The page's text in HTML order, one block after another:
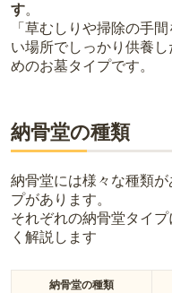
す。
「草むしりや掃除の手
い場所でしっかり供養
めのお墓タイプです。
納骨堂の種類
納骨堂には様々な種類
プがあります。
それぞれの納骨堂タイ
く解説します
納骨堂の種類